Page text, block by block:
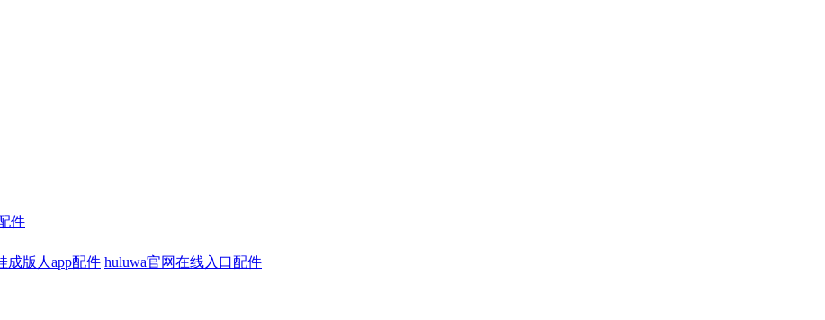
件
成版人app配件 huluwa官网在线入口配件